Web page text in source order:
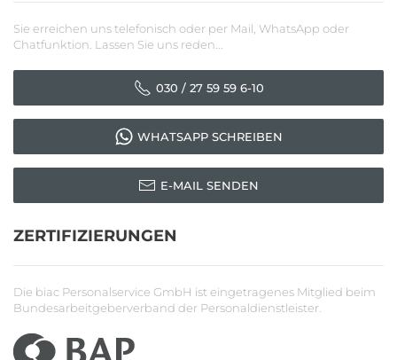
Sie erreichen uns telefonisch oder per Mail, WhatsApp oder
Chatfunktion. Lassen Sie uns reden...
030 / 27 59 59 6-10
WHATSAPP SCHREIBEN
E-MAIL SENDEN
ZERTIFIZIERUNGEN
Die biac Personalservice GmbH ist eingetragenes Mitglied beim
Bundesarbeitgeberverband der Personaldienstleister.